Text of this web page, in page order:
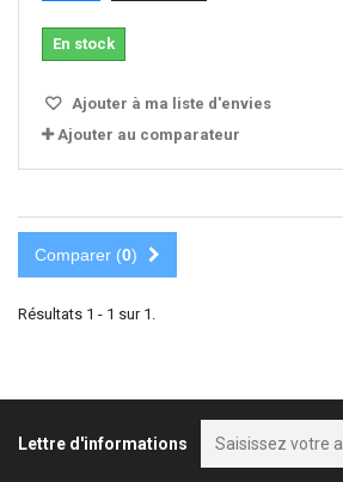
En stock
Ajouter à ma liste d'envies
Ajouter au comparateur
Comparer (0)
Résultats 1 - 1 sur 1.
Lettre d'informations